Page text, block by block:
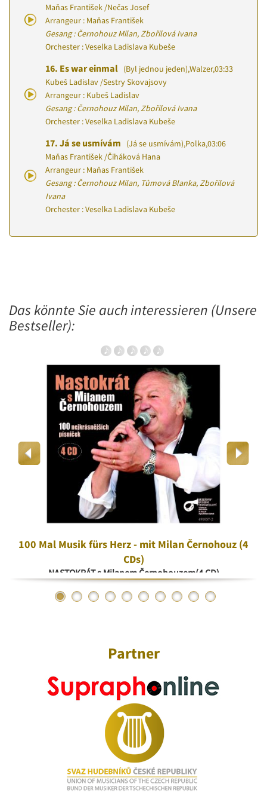
Maňas František /Nečas Josef
Arrangeur : Maňas František
Gesang : Černohouz Milan, Zbořilová Ivana
Orchester : Veselka Ladislava Kubeše
16. Es war einmal (Byl jednou jeden),Walzer,03:33
Kubeš Ladislav /Sestry Skovajsovy
Arrangeur : Kubeš Ladislav
Gesang : Černohouz Milan, Zbořilová Ivana
Orchester : Veselka Ladislava Kubeše
17. Já se usmívám (Já se usmívám),Polka,03:06
Maňas František /Čiháková Hana
Arrangeur : Maňas František
Gesang : Černohouz Milan, Tůmová Blanka, Zbořilová
Ivana
Orchester : Veselka Ladislava Kubeše
Das könnte Sie auch interessieren (Unsere
Bestseller):
100 Mal Musik fürs Herz - mit Milan Černohouz (4
CDs)
NASTOKRÁT s Milanem Černohouzem(4 CD)
Partner